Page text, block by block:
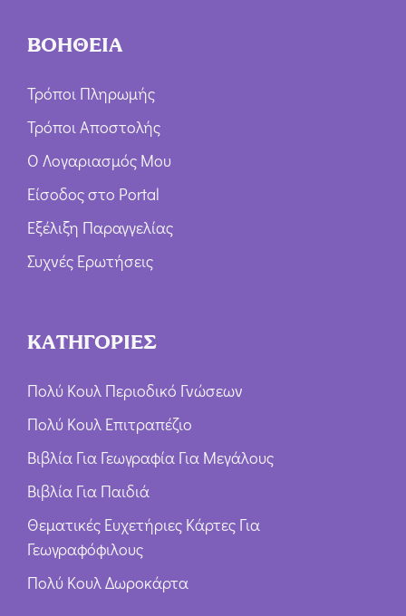
ΒΟΗΘΕΙΑ
Τρόποι Πληρωμής
Τρόποι Αποστολής
Ο Λογαριασμός Μου
Είσοδος στο Portal
Εξέλιξη Παραγγελίας
Συχνές Ερωτήσεις
ΚΑΤΗΓΟΡΙΕΣ
Πολύ Κουλ Περιοδικό Γνώσεων
Πολύ Κουλ Επιτραπέζιο
Βιβλία Για Γεωγραφία Για Μεγάλους
Βιβλία Για Παιδιά
Θεματικές Ευχετήριες Κάρτες Για
Γεωγραφόφιλους
Πολύ Κουλ Δωροκάρτα